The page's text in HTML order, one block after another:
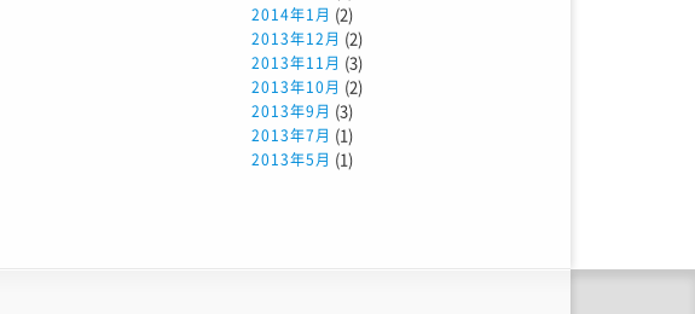
2014年1月 (2)
2013年12月 (2)
2013年11月 (3)
2013年10月 (2)
2013年9月 (3)
2013年7月 (1)
2013年5月 (1)